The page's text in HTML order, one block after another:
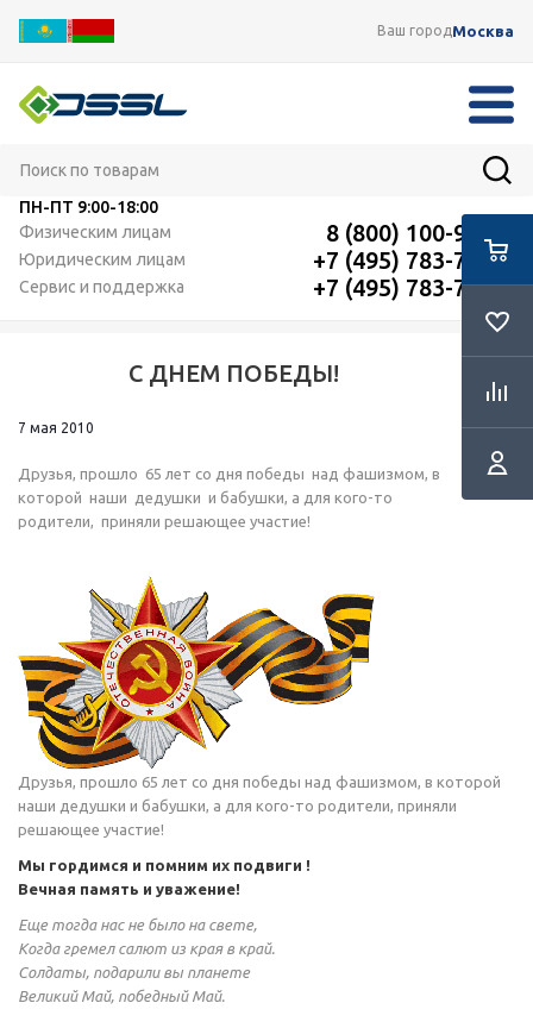
Ваш городМосква
ПН-ПТ 9:00-18:00
Физическим лицам
8 (800) 100-91-12
Юридическим лицам +7 (495) 783-72-87
Сервис и поддержка +7 (495) 783-72-87
С ДНЕМ ПОБЕДЫ!
RSS
7 мая 2010
Друзья, прошло 65 лет со дня победы над фашизмом, в
которой наши дедушки и бабушки, а для кого-то
родители, приняли решающее участие!
Друзья, прошло 65 лет со дня победы над фашизмом, в которой
наши дедушки и бабушки, а для кого-то родители, приняли
решающее участие!
Мы гордимся и помним их подвиги !
Вечная память и уважение!
Еще тогда нас не было на свете,
Когда гремел салют из края в край.
Солдаты, подарили вы планете
Великий Май, победный Май.